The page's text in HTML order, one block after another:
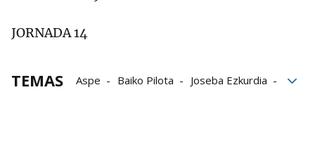
JORNADA 14
TEMAS Aspe Baiko Pilota
Joseba Ezkurdia